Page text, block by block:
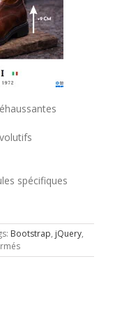
spécifiques
Bootstrap, jQuery,
sur
Mario